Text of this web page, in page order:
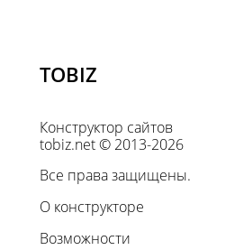
TOBIZ
Конструктор сайтов
tobiz.net © 2013-2026
Все права защищены.
О конструкторе
Возможности